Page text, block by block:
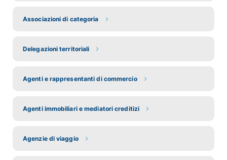
Associazioni di categoria
Delegazioni territoriali
Agenti e rappresentanti di commercio
Agenti immobiliari e mediatori creditizi
Agenzie di viaggio